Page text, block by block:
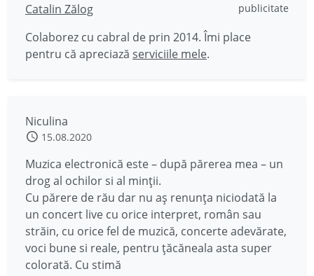
Catalin Zălog publicitate
Colaborez cu cabral de prin 2014. Îmi place
pentru că apreciază serviciile mele.
Niculina
15.08.2020
Muzica electronică este – după părerea mea – un
drog al ochilor si al minții.
Cu părere de rău dar nu aș renunța niciodată la
un concert live cu orice interpret, român sau
străin, cu orice fel de muzică, concerte adevărate,
voci bune si reale, pentru țăcăneala asta super
colorată. Cu stimă